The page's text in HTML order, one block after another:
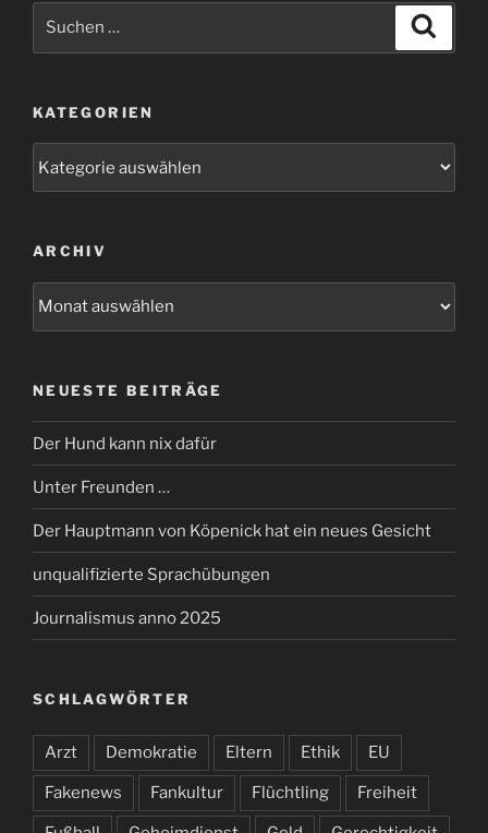
KATEGORIEN
ARCHIV
NEUESTE BEITRÄGE
Der Hund kann nix dafür
Unter Freunden …
Der Hauptmann von Köpenick hat ein neues Gesicht
unqualifizierte Sprachübungen
Journalismus anno 2025
SCHLAGWÖRTER
Arzt Demokratie Eltern Ethik EU
Fakenews Fankultur Flüchtling Freiheit